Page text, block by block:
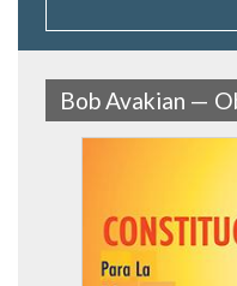
Bob Avakian —